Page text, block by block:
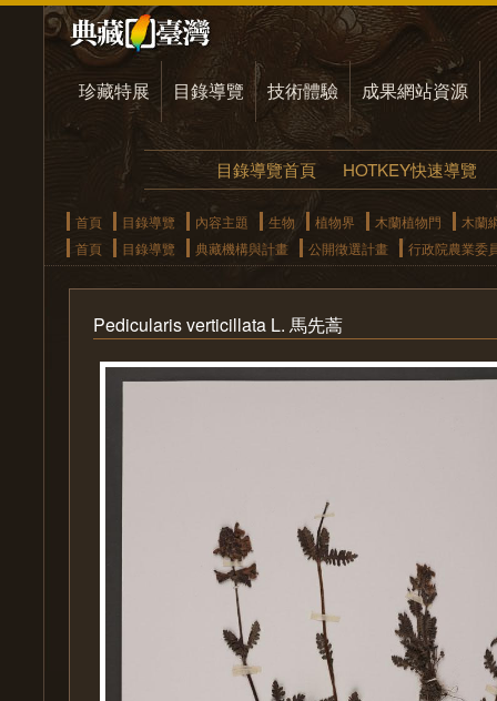
珍藏特展 目錄導覽 技術體驗 成果網站資源
目錄導覽首頁 HOTKEY快速導覽
首頁 目錄導覽 內容主題 生物 植物界 木蘭植物門
木蘭
首頁
目錄導覽 典藏機構與計畫 公開徵選計畫 行政院農業委
Pedicularis verticillata L. 馬先蒿